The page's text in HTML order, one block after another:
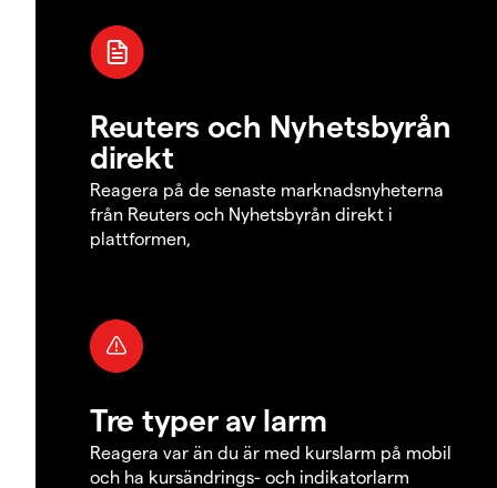
Reuters och Nyhetsbyrån
direkt
Reagera på de senaste marknadsnyheterna
från Reuters och Nyhetsbyrån direkt i
plattformen,
Tre typer av larm
Reagera var än du är med kurslarm på mobil
och ha kursändrings- och indikatorlarm